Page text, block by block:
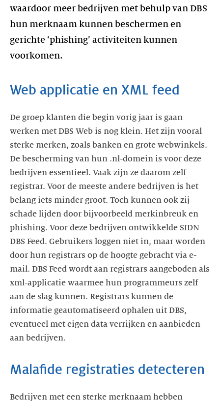
waardoor meer bedrijven met behulp van DBS
hun merknaam kunnen beschermen en
gerichte ‘phishing’ activiteiten kunnen
voorkomen.
Web applicatie en XML feed
De groep klanten die begin vorig jaar is gaan
werken met DBS Web is nog klein. Het zijn vooral
sterke merken, zoals banken en grote webwinkels.
De bescherming van hun .nl-domein is voor deze
bedrijven essentieel. Vaak zijn ze daarom zelf
registrar. Voor de meeste andere bedrijven is het
belang iets minder groot. Toch kunnen ook zij
schade lijden door bijvoorbeeld merkinbreuk en
phishing. Voor deze bedrijven ontwikkelde SIDN
DBS Feed. Gebruikers loggen niet in, maar worden
door hun registrars op de hoogte gebracht via e-
mail. DBS Feed wordt aan registrars aangeboden als
xml-applicatie waarmee hun programmeurs zelf
aan de slag kunnen. Registrars kunnen de
informatie geautomatiseerd ophalen uit DBS,
eventueel met eigen data verrijken en aanbieden
aan bedrijven.
Malafide registraties detecteren
Bedrijven met een sterke merknaam hebben